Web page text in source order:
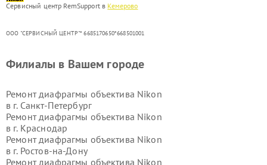
Сервисный центр RemSupport в Кемерово
ООО "СЕРВИСНЫЙ ЦЕНТР"* 6685170650*668501001
Филиалы в Вашем городе
Ремонт диафрагмы объектива Nikon
в г. Санкт-Петербург
Ремонт диафрагмы объектива Nikon
в г. Краснодар
Ремонт диафрагмы объектива Nikon
в г. Ростов-на-Дону
Ремонт диафрагмы объектива Nikon